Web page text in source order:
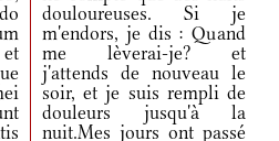
douloureuses. Si je
m'endors, je dis : Quand
me lèverai-je? et
j'attends de nouveau le
soir, et je suis rempli de
douleurs jusqu'à la
nuit.Mes jours ont passé